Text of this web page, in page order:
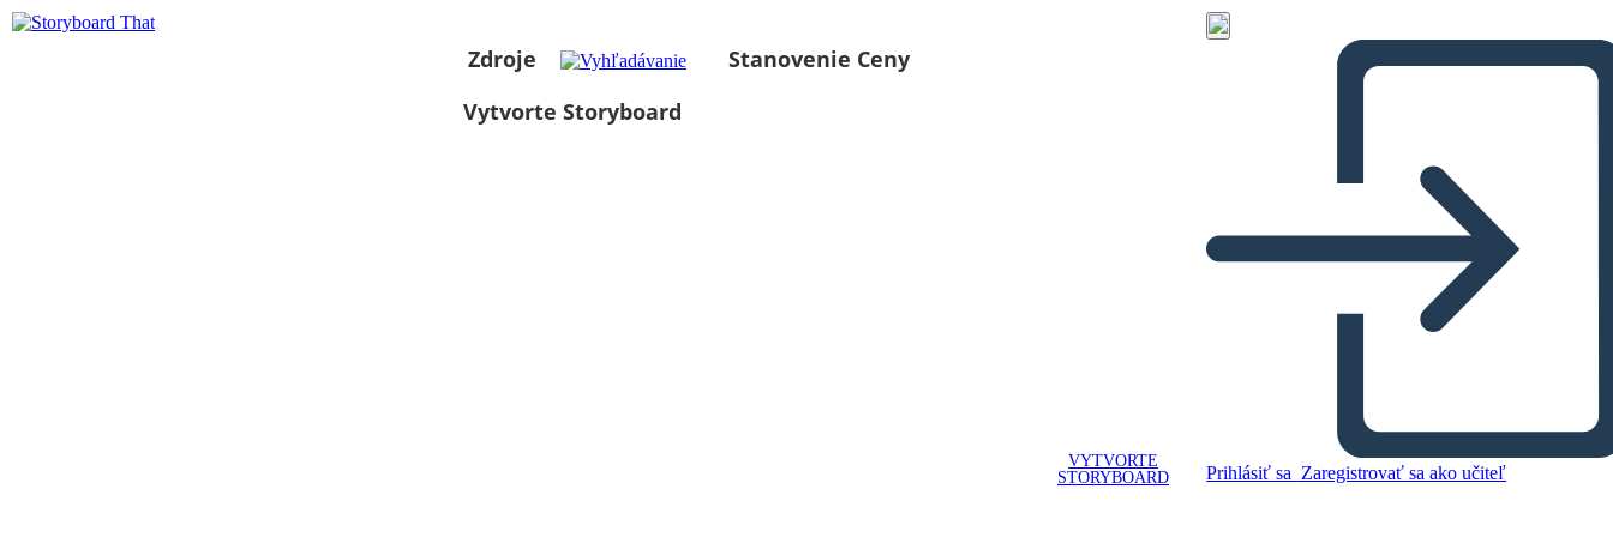
Zdroje
Stanovenie Ceny
Vytvorte Storyboard
VYTVORTE
STORYBOARD
Prihlásiť sa Zaregistrovať sa ako učiteľ